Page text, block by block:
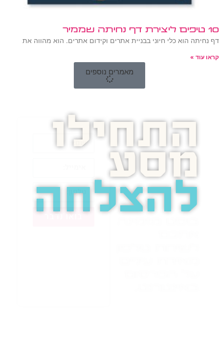
10 טיפים ליצירת דף נחיתה שממיר
דף נחיתה הוא כלי חיוני בבניית אתרים וקידום אתרים. הוא מהווה את
קראו עוד »
מאמרים נוספים
התחילו
מסע
להצלחה
בואו נדבר